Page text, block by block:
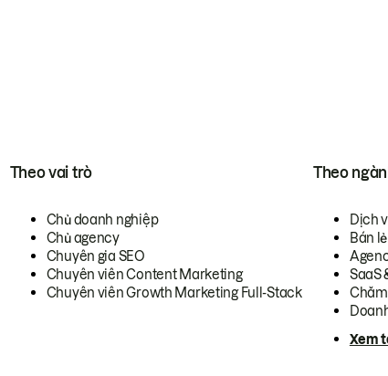
Theo vai trò
Chủ doanh nghiệp
Chủ agency
Chuyên gia SEO
Chuyên viên Content Marketing
Chuyên viên Growth Marketing Full-Stack
Theo
Dịch
Bán
SaaS
Xem